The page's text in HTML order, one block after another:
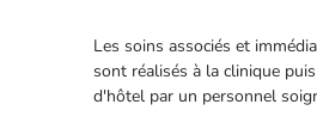
Les soins associés et
sont réalisés à la clinique
d'hôtel par un personnel